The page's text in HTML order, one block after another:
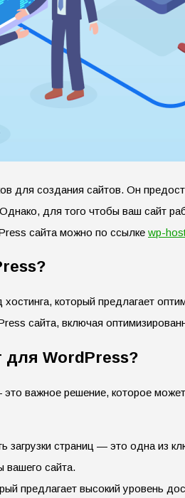
для создания сайтов. Он
для того чтобы ваш сайт
сайта можно по ссылке wp-
который предлагает
сайта, включая
для WordPress?
важное решение, которое
загрузки страниц — это одна из
вашего сайта.
предлагает высокий уровень